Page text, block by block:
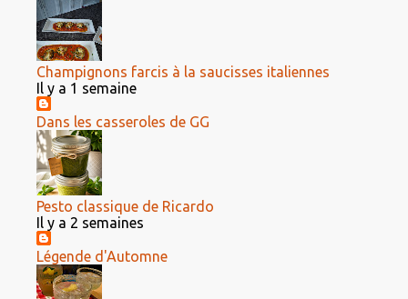
Champignons farcis à la saucisses italiennes
Il y a 1 semaine
Dans les casseroles de GG
Pesto classique de Ricardo
Il y a 2 semaines
Légende d'Automne